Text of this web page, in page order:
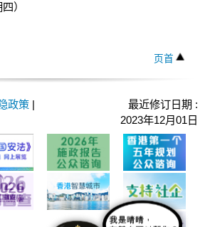
）
页首
政策 |
最近修订日期 :
2023年12月01日